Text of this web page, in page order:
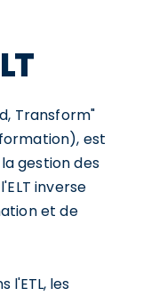
Transform"
est
gestion des
inverse
et de
l'ETL, les